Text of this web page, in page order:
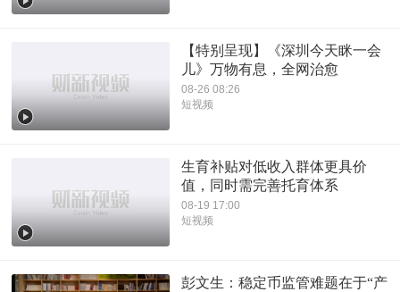
【特别呈现】《深圳今天眯一会
儿》万物有息，全网治愈
08-26 08:26
短视频
生育补贴对低收入群体更具价
值，同时需完善托育体系
08-19 17:00
短视频
彭文生：稳定币监管难题在于“产